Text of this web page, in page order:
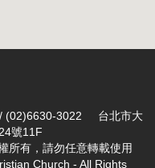
/ (02)6630-3022 台北市大
號11F
所有，請勿任意轉載使用
Church - All Rights